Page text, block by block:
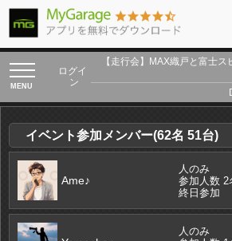
toggle
navigation
ログイ
ン
【走行会】MAX織戸と富士
イベント参加メンバー(62名 51台)
Ame♪
人のみ
参加人数 2
終日参加
人のみ